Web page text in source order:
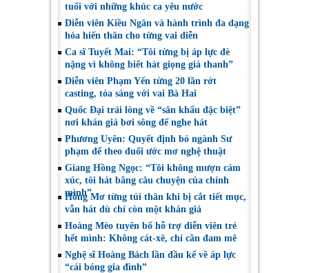
tuổi với những khúc ca yêu nước
Diễn viên Kiều Ngân và hành trình đa dạng
hóa hiến thân cho từng vai diễn
Ca sĩ Tuyết Mai: “Tôi từng bị áp lực đè
nặng vì không biết hát giọng giả thanh”
Diễn viên Phạm Yến từng 20 lần rớt
casting, tỏa sáng với vai Bà Hai
Quốc Đại trải lòng về “sân khấu đặc biệt”
nơi khán giả bơi sông để nghe hát
Phương Uyên: Quyết định bỏ ngành Sư
phạm để theo đuổi ước mơ nghệ thuật
Giang Hồng Ngọc: “Tôi không mượn cảm
xúc, tôi hát bằng câu chuyện của chính
mình”
Hồng Mơ từng tủi thân khi bị cắt tiết mục,
vẫn hát dù chỉ còn một khán giả
Hoàng Mèo tuyên bố hỗ trợ diễn viên trẻ
hết mình: Không cát-xê, chỉ cần đam mê
Nghệ sĩ Hoàng Bách lần đầu kể về áp lực
“cái bóng gia đình”